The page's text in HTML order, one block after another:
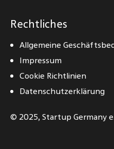
Rechtliches
Allgemeine
Impressum
Cookie Richtlinien
Datenschutzerklärung
© 2025,Startup Germany